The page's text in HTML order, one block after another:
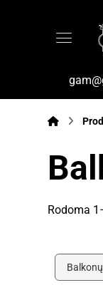
Rodoma